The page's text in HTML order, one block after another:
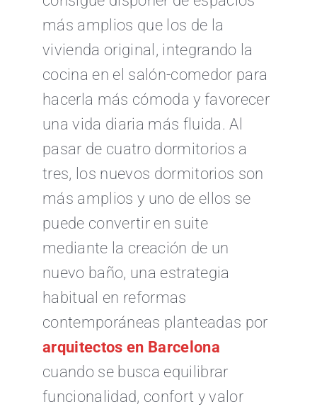
más amplios que los de la
vivienda original, integrando la
cocina en el salón-comedor para
hacerla más cómoda y favorecer
una vida diaria más fluida. Al
pasar de cuatro dormitorios a
tres, los nuevos dormitorios son
más amplios y uno de ellos se
puede convertir en suite
mediante la creación de un
nuevo baño, una estrategia
habitual en reformas
contemporáneas planteadas por
arquitectos en Barcelona
cuando se busca equilibrar
funcionalidad, confort y valor